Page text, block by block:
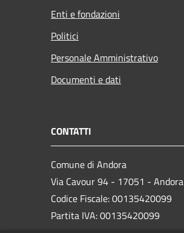
Enti e fondazioni
Politici
Personale Amministrativo
Documenti e dati
CONTATTI
Comune di Andora
Via Cavour 94 - 17051 - Andora
Codice Fiscale: 00135420099
Partita IVA: 00135420099